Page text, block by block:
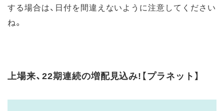
する場合は、日付を間違えないように注意してください
ね。
上場来、22期連続の増配見込み!【プラネット】